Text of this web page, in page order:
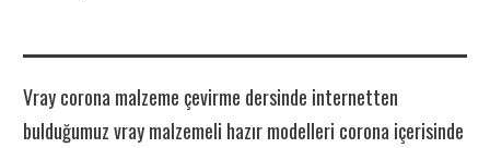
Vray corona malzeme çevirme dersinde internetten
bulduğumuz vray malzemeli hazır modelleri corona içerisinde